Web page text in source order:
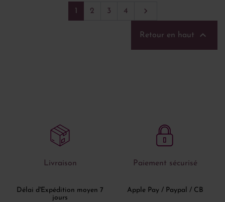
1 2 3 4 Suivant

Retour en haut 
Livraison
Délai d'Expédition moyen 7
jours
Paiement sécurisé
Apple Pay / Paypal / CB